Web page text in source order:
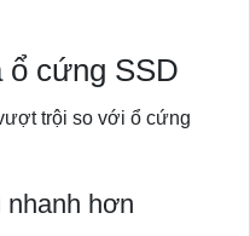
cứng SSD
trội so với ổ cứng
nhanh hơn